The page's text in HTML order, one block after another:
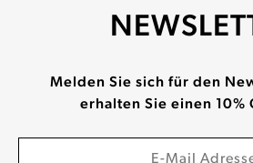
Melden Sie sich für den
erhalten Sie einen 10%